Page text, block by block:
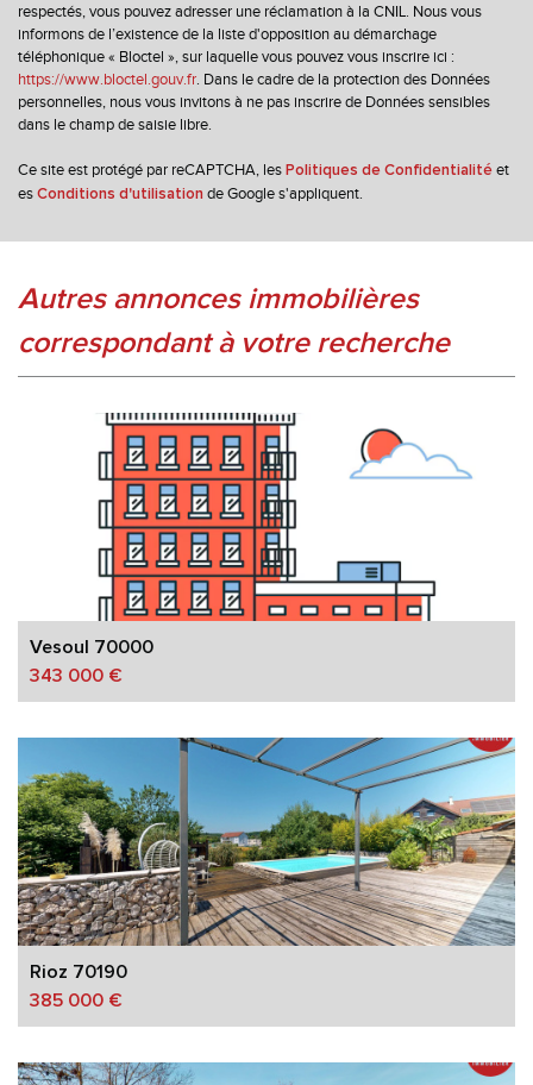
Appartements
Familles avec 3 enfants
7,70 %
respectés, vous pouvez adresser une réclamation à la CNIL. Nous vous
informons de l’existence de la liste d'opposition au démarchage
téléphonique « Bloctel », sur laquelle vous pouvez vous inscrire ici :
https://www.bloctel.gouv.fr. Dans le cadre de la protection des Données
personnelles, nous vous invitons à ne pas inscrire de Données sensibles
dans le champ de saisie libre.
Ce site est protégé par reCAPTCHA, les Politiques de Confidentialité et
es Conditions d'utilisation de Google s'appliquent.
autres annonces immobilières
correspondant à votre recherche
Vesoul 70000
343 000 €
Rioz 70190
385 000 €